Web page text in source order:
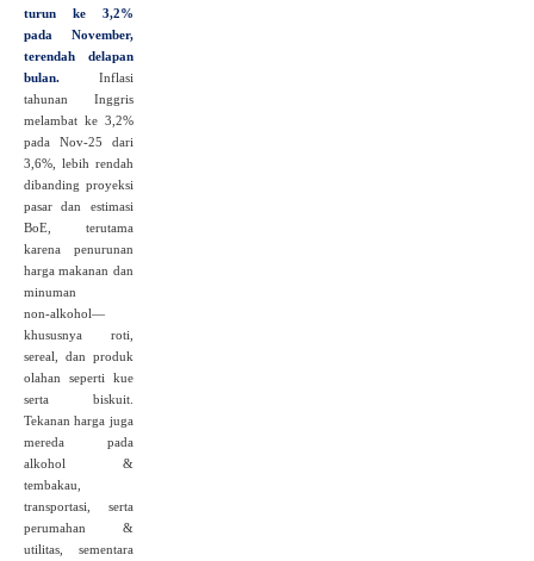
turun ke 3,2%
pada November,
terendah delapan
bulan.
Inflasi
tahunan Inggris
melambat ke 3,2%
pada Nov‑25 dari
3,6%, lebih rendah
dibanding proyeksi
pasar dan estimasi
BoE, terutama
karena penurunan
harga makanan dan
minuman
non‑alkohol—
khususnya roti,
sereal, dan produk
olahan seperti kue
serta biskuit.
Tekanan harga juga
mereda pada
alkohol &
tembakau,
transportasi, serta
perumahan &
utilitas, sementara